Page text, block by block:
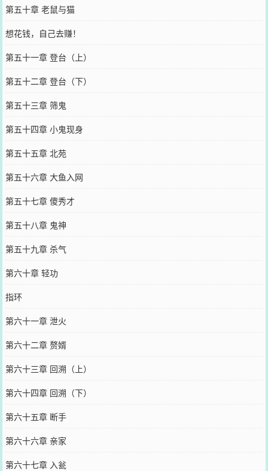
第五十章 老鼠与猫
想花钱，自己去赚！
第五十一章 登台（上）
第五十二章 登台（下）
第五十三章 筛鬼
第五十四章 小鬼现身
第五十五章 北苑
第五十六章 大鱼入网
第五十七章 傻秀才
第五十八章 鬼神
第五十九章 杀气
第六十章 轻功
指环
第六十一章 泄火
第六十二章 赘婿
第六十三章 回溯（上）
第六十四章 回溯（下）
第六十五章 断手
第六十六章 亲家
第六十七章 入瓮